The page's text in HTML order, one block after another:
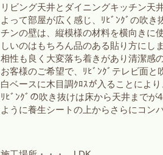
リビング天井とダイニングキッチン天
よって部屋が広く感じ、ﾘﾋﾞﾝｸﾞの吹
チンの壁は、縦模様の材料を横向きに
しいのはもちろん品のある貼り方にし
相性も良く大変落ち着きがあり清潔感
お客様のご希望で、ﾘﾋﾞﾝｸﾞテレビ面と
白ベースに木目調ｸﾛｽが入ることによ
ﾘﾋﾞﾝｸﾞの吹き抜けは床から天井まで
ように養生シートの上からさらにコン